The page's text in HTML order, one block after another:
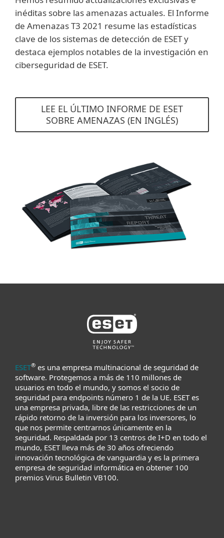
inéditas sobre las amenazas actuales. El Informe
de Amenazas T3 2021 resume las estadísticas
clave de los sistemas de detección de ESET y
destaca ejemplos notables de la investigación en
ciberseguridad de ESET.
LEE EL ÚLTIMO INFORME DE ESET
SOBRE AMENAZAS (EN INGLÉS)
ESET® es una empresa multinacional de seguridad de
software. Protegemos a más de 110 millones de
usuarios en todo el mundo, y somos el socio de
seguridad para endpoints número 1 de la UE. ESET es
una empresa privada, libre de las restricciones de un
rápido retorno de la inversión para los inversores, lo
que nos permite centrarnos únicamente en la
seguridad. Respaldada por 13 centros de I+D en todo el
mundo, ESET lleva más de 30 años ofreciendo
innovación tecnológica de vanguardia y es la primera
empresa de seguridad informática en obtener 100
premios Virus Bulletin VB100.